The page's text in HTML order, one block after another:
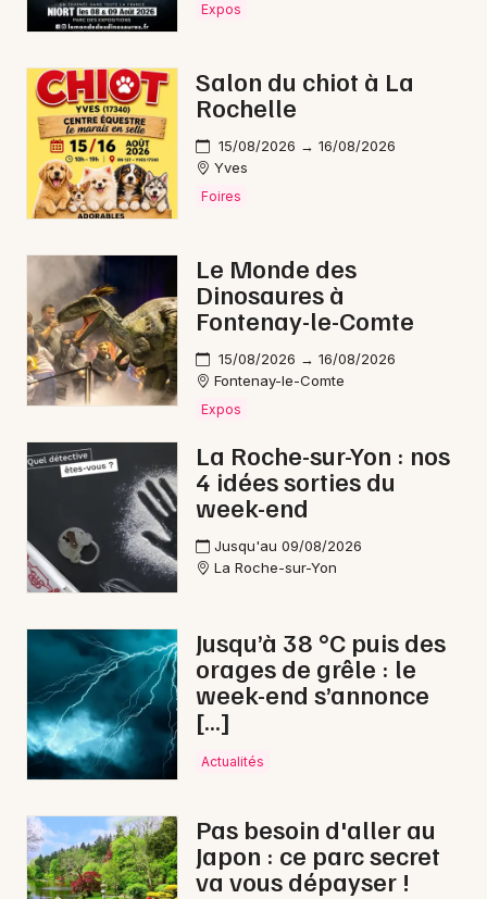
Sorties famille
Expos
Sorties & loisirs
Bien-être en Vendée
Newsletter des sorties
Actus à Pouzauges
Magazine à Pouzauges
Choisir mes départements
Mon email
Toulouse Expos
Salon du chiot à La
Rochelle
15/08/2026 → 16/08/2026
Yves
Foires
Le Monde des
Dinosaures à
Fontenay-le-Comte
15/08/2026 → 16/08/2026
Fontenay-le-Comte
Expos
La Roche-sur-Yon : nos
4 idées sorties du
week-end
Jusqu'au 09/08/2026
La Roche-sur-Yon
Jusqu’à 38 °C puis des
orages de grêle : le
week-end s’annonce
[…]
Actualités
Pas besoin d'aller au
Japon : ce parc secret
va vous dépayser !